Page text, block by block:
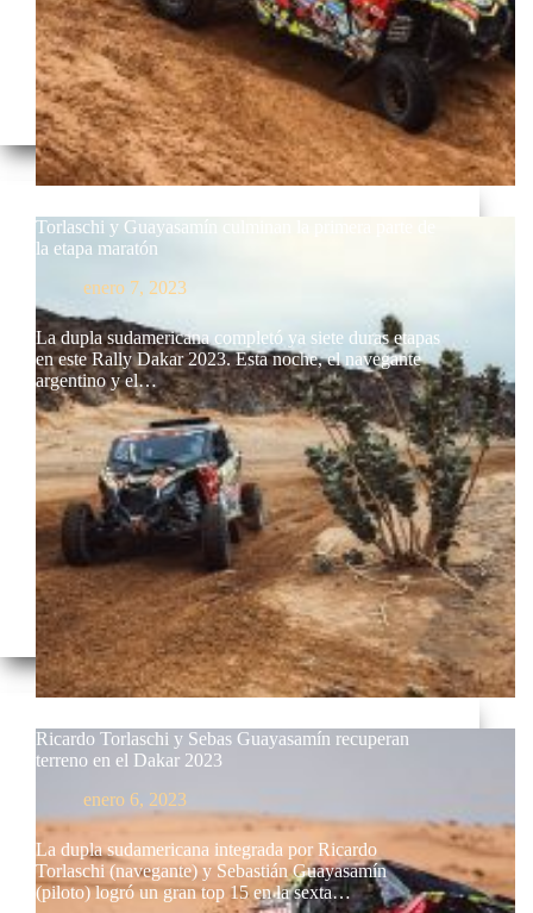
Torlaschi y Guayasamín culminan la primera parte de
la etapa maratón
enero 7, 2023
La dupla sudamericana completó ya siete duras etapas
en este Rally Dakar 2023. Esta noche, el navegante
argentino y el…
Ricardo Torlaschi y Sebas Guayasamín recuperan
terreno en el Dakar 2023
enero 6, 2023
La dupla sudamericana integrada por Ricardo
Torlaschi (navegante) y Sebastián Guayasamín
(piloto) logró un gran top 15 en la sexta…